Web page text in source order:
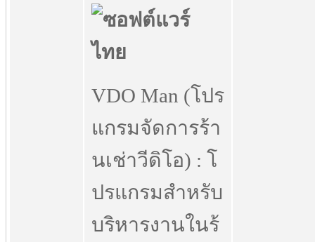
VDO Man (โปร
แกรมจัดการร้า
นเช่าวีดิโอ) : โ
ปรแกรมสำหรับ
บริหารงานในร้